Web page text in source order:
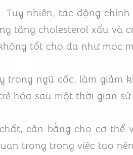
nhiên, tác động
tăng cholesterol xấu và
tốt cho da như mọc
ngũ cốc, làm giảm
hóa sau một thời gian
cân bằng cho cơ
trọng trong việc tạo